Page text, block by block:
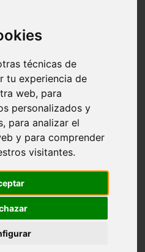
técnicas de
tu experiencia de
web, para
personalizados y
para analizar el
y para comprender
visitantes.
astrologia. Artículos
en imagenestop.net.